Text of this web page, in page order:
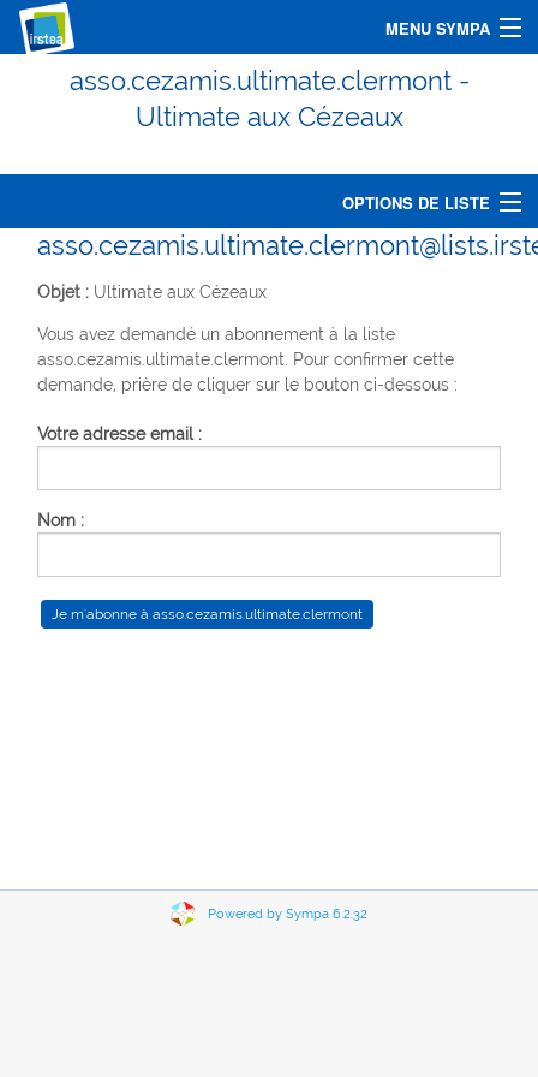
MENU SYMPA
Accueil
Acces Shibboleth
Connexion
asso.cezamis.ultimate.clermont -
Ultimate aux Cézeaux
OPTIONS DE LISTE
Options de liste
Liste fermée
Contacter le propriétaire
Se désabonner
Archives
Poster
Objet : Ultimate aux Cézeaux
Vous avez demandé un abonnement à la liste
asso.cezamis.ultimate.clermont. Pour confirmer cette
demande, prière de cliquer sur le bouton ci-dessous :
Votre adresse email :
Nom :
Powered by Sympa 6.2.32